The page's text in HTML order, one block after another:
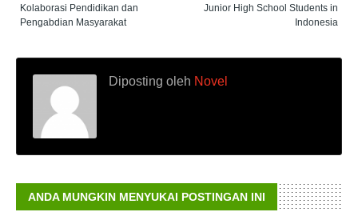
Junior High School Students in
Indonesia
Kolaborasi Pendidikan dan
Pengabdian Masyarakat
Diposting oleh Novel
ANDA MUNGKIN MENYUKAI POSTINGAN INI